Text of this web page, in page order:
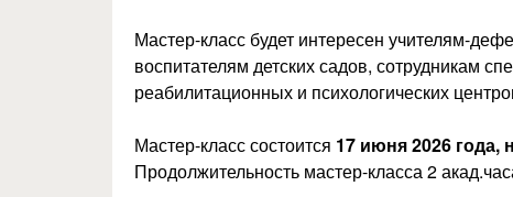
Мастер-класс будет интересен учителям-
воспитателям детских садов, сотрудникам
реабилитационных и психологических
Мастер-класс состоится 17 июня 2026 года,
Продолжительность мастер-класса 2